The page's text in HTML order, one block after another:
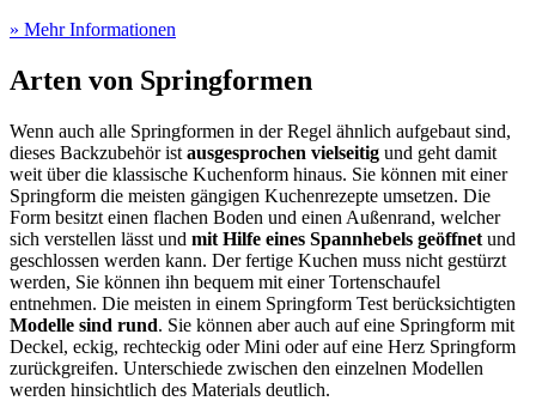
» Mehr Informationen
Arten von Springformen
Wenn auch alle Springformen in der Regel ähnlich aufgebaut sind,
dieses Backzubehör ist ausgesprochen vielseitig und geht damit
weit über die klassische Kuchenform hinaus. Sie können mit einer
Springform die meisten gängigen Kuchenrezepte umsetzen. Die
Form besitzt einen flachen Boden und einen Außenrand, welcher
sich verstellen lässt und mit Hilfe eines Spannhebels geöffnet und
geschlossen werden kann. Der fertige Kuchen muss nicht gestürzt
werden, Sie können ihn bequem mit einer Tortenschaufel
entnehmen. Die meisten in einem Springform Test berücksichtigten
Modelle sind rund. Sie können aber auch auf eine Springform mit
Deckel, eckig, rechteckig oder Mini oder auf eine Herz Springform
zurückgreifen. Unterschiede zwischen den einzelnen Modellen
werden hinsichtlich des Materials deutlich.